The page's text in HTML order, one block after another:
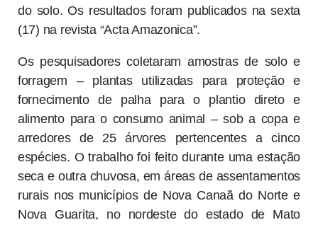
do solo. Os resultados foram publicados na sexta
(17) na revista “Acta Amazonica”.
Os pesquisadores coletaram amostras de solo e
forragem – plantas utilizadas para proteção e
fornecimento de palha para o plantio direto e
alimento para o consumo animal – sob a copa e
arredores de 25 árvores pertencentes a cinco
espécies. O trabalho foi feito durante uma estação
seca e outra chuvosa, em áreas de assentamentos
rurais nos municípios de Nova Canaã do Norte e
Nova Guarita, no nordeste do estado de Mato